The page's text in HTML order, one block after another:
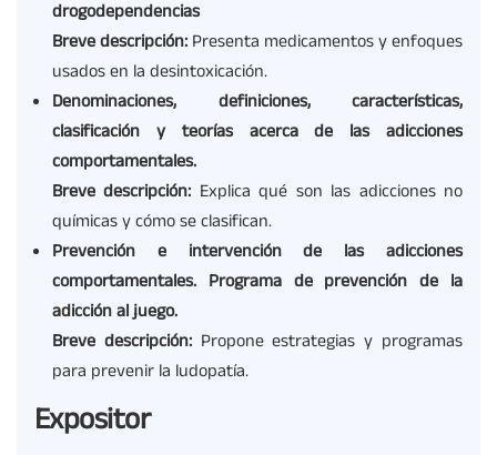
drogodependencias
Breve descripción:Presenta medicamentos y enfoques
usados en la desintoxicación.
Denominaciones, definiciones, características,
clasificación y teorías acerca de las adicciones
comportamentales.
Breve descripción: Explica qué son las adicciones no
químicas y cómo se clasifican.
Prevención e intervención de las adicciones
comportamentales. Programa de prevención de la
adicción al juego.
Breve descripción:Propone estrategias y programas
para prevenir la ludopatía.
Expositor